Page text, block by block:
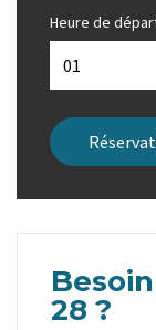
Heure de
28 ?